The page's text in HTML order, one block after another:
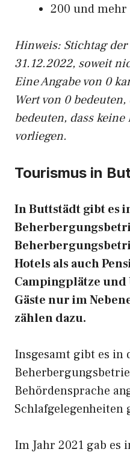
200 und mehr
Hinweis: Stichtag
31.12.2022, soweit
Eine Angabe von 0
Wert von 0
bedeuten, dass
vorliegen.
Tourismus in
In Buttstädt gibt es
Hotels als auch
Campingplätze
Gäste nur im
zählen dazu.
Insgesamt gibt es in
Behördensprache
Schlafgelegenheiten
Im Jahr 2021 gab es